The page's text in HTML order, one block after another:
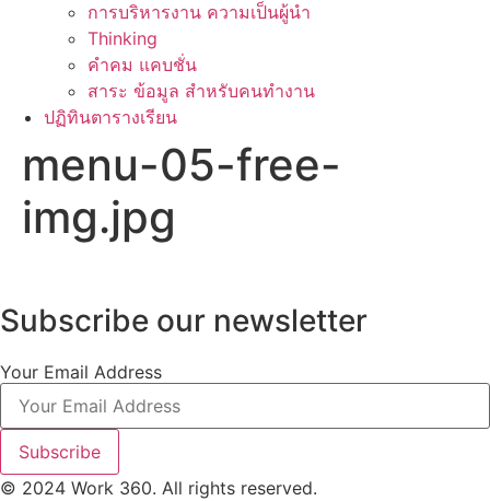
การบริหารงาน ความเป็นผู้นำ
Thinking
คำคม แคบชั่น
สาระ ข้อมูล สำหรับคนทำงาน
ปฏิทินตารางเรียน
menu-05-free-
img.jpg
Subscribe our newsletter
Your Email Address
Subscribe
© 2024 Work 360. All rights reserved.